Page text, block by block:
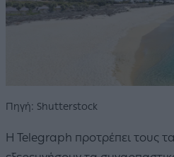
Πηγή: Shutterstock
Η Telegraph προτρέπει τους